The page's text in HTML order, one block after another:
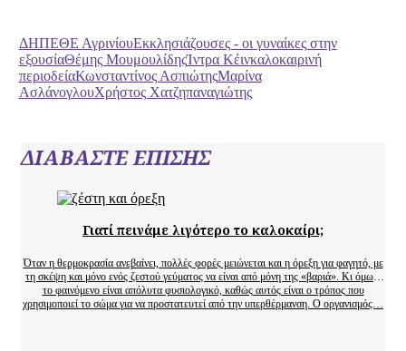
ΔΗΠΕΘΕ ΑγρινίουΕκκλησιάζουσες - οι γυναίκες στην
εξουσίαΘέμης ΜουμουλίδηςΊντρα Κέινκαλοκαιρινή
περιοδείαΚωνσταντίνος ΑσπιώτηςΜαρίνα
ΑσλάνογλουΧρήστος Χατζηπαναγιώτης
ΔΙΑΒΑΣΤΕ ΕΠΙΣΗΣ
Γιατί πεινάμε λιγότερο το καλοκαίρι;
Όταν η θερμοκρασία ανεβαίνει, πολλές φορές μειώνεται και η όρεξη για φαγητό, με
τη σκέψη και μόνο ενός ζεστού γεύματος να είναι από μόνη της «βαριά». Κι όμως,
το φαινόμενο είναι απόλυτα φυσιολογικό, καθώς αυτός είναι ο τρόπος που
χρησιμοποιεί το σώμα για να προστατευτεί από την υπερθέρμανση. Ο οργανισμός…